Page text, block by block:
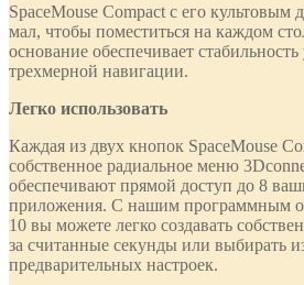
SpaceMouse Compact с его культовым
мал, чтобы поместиться на каждом
основание обеспечивает
трехмерной навигации.
Легко использовать
Каждая из двух кнопок SpaceMouse
собственное радиальное меню
обеспечивают прямой доступ до 8
приложения. С нашим программным
10 вы можете легко создавать
за считанные секунды или выбирать
предварительных настроек.